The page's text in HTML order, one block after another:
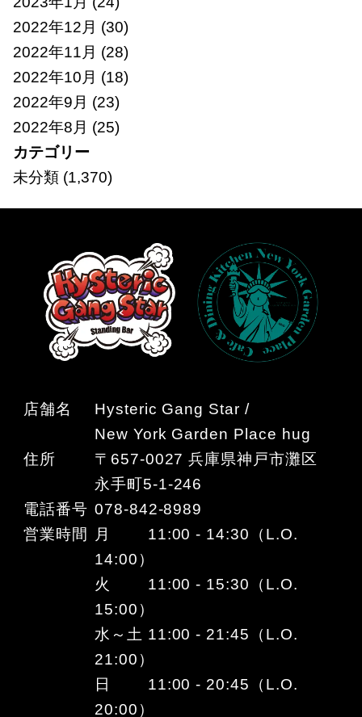
2022年12月 (30)
2022年11月 (28)
2022年10月 (18)
2022年9月 (23)
2022年8月 (25)
カテゴリー
未分類(1,370)
店舗名
Hysteric Gang Star /
New York Garden Place hug
住所
〒657-0027 兵庫県神戸市灘区
永手町5-1-246
電話番号 078-842-8989
営業時間
月 11:00 - 14:30（L.O.
14:00）
火 11:00 - 15:30（L.O.
15:00）
水～土 11:00 - 21:45（L.O.
21:00）
日 11:00 - 20:45（L.O.
20:00）